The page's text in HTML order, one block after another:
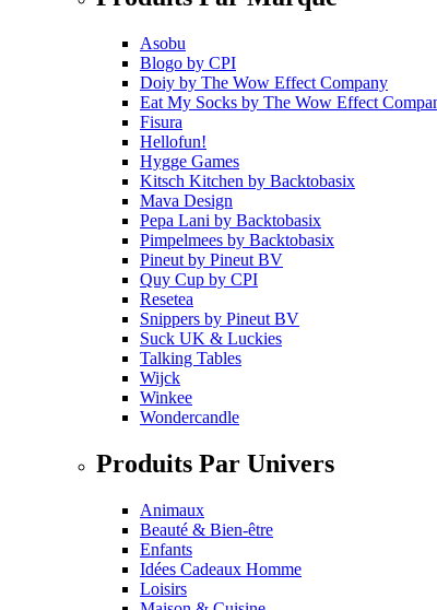
Asobu
Blogo by CPI
Doiy by The Wow Effect Company
Eat My Socks by The Wow Effect
Fisura
Hellofun!
Hygge Games
Kitsch Kitchen by Backtobasix
Mava Design
Pepa Lani by Backtobasix
Pimpelmees by Backtobasix
Pineut by Pineut BV
Quy Cup by CPI
Resetea
Snippers by Pineut BV
Suck UK & Luckies
Talking Tables
Wijck
Winkee
Wondercandle
Produits Par Univers
Animaux
Beauté & Bien-être
Enfants
Idées Cadeaux Homme
Loisirs